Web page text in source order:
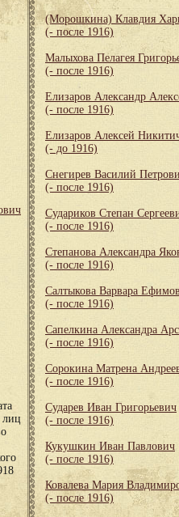
лиц
(Морошкина) Клавдия
(- после 1916)
Малыхова Пелагея
(- после 1916)
Елизаров Александр
(- после 1916)
Елизаров Алексей
(- до 1916)
Снегирев Василий
(- после 1916)
Судариков Степан
(- после 1916)
Степанова Александра
(- после 1916)
Салтыкова Варвара
(- после 1916)
Сапелкина Александра
(- после 1916)
Сорокина Матрена
(- после 1916)
Сударев Иван Григорьевич
(- после 1916)
Кукушкин Иван Павлович
(- после 1916)
Ковалева Мария
(- после 1916)